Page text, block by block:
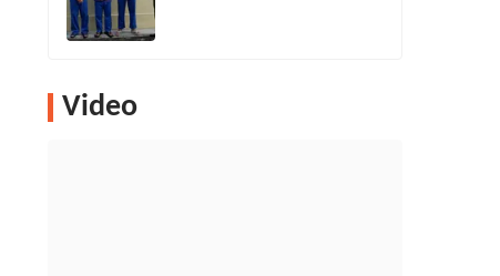
Video